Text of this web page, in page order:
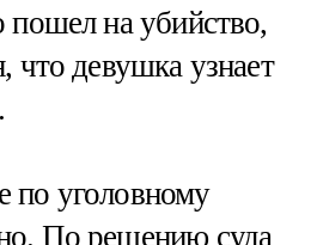
пошел на убийство,
что девушка узнает
по уголовному
По решению суда